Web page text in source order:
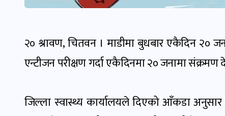
२० श्रावण, चितवन । माडीमा बुधबार एकैदिन २०
एन्टीजन परीक्षण गर्दा एकैदिनमा २० जनामा संक्रमण
जिल्ला स्वास्थ्य कार्यालयले दिएको आँकडा